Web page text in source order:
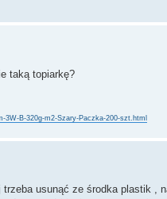
taką topiarkę?
3W-B-320g-m2-Szary-Paczka-200-szt.html
usunąć ze środka plastik ,